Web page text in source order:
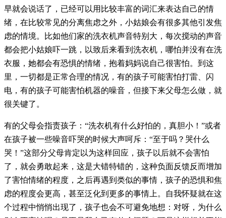
早就会说话了，已经可以用比较丰富的词汇来表达自己的情
绪，在比较常见的分离焦虑之外，小姑娘会有很多其他引发焦
虑的情境。比如他们家的洗衣机声音特别大，每次搅动的声音
都会把小姑娘吓一跳，以致后来看到洗衣机，哪怕并没有在洗
衣服，她都会有恐惧的情绪，抱着妈妈说自己很害怕。到这
里，一切都是正常合理的情况，有的孩子可能害怕打雷、闪
电，有的孩子可能害怕机器的噪音，但接下来父母怎么做，就
很关键了。
有的父母会指责孩子：“洗衣机有什么好怕的，真胆小！”或者
在孩子被一些噪音吓哭的时候大声呵斥：“至于吗？哭什么
哭！”这部分父母肯定以为这样回应，孩子以后就不会害怕
了，就会勇敢起来，这是大错特错的，这种负面反馈反而增加
了害怕情绪的程度，之后再遇到类似的事情，孩子的恐惧和焦
虑的程度会更高，甚至泛化到更多的事情上。自我怀疑就在这
个过程中悄悄出现了，孩子也会不可避免地想：对呀，为什么